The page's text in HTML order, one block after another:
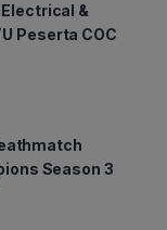
&
Peserta COC
Season 3